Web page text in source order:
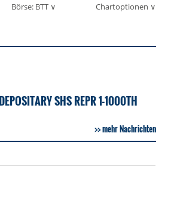
Börse: BTT ∨ Chartoptionen ∨
SHS REPR 1-1000TH
mehr Nachrichten